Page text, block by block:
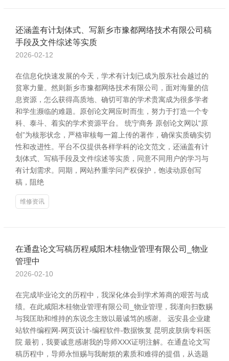
还涵盖有计划体式、写新乡市豫都网络技术有限公司稿
手段及文件综述等实质
2026-02-12
在信息化快速发展的今天，学术有计划已成为股东社会越过的
贫寒力量。然则新乡市豫都网络技术有限公司，面对海量的信
息资源，怎么获得高质地、确切可靠的学术贵寓成为很多学者
和学生濒临的难题。原创论文网应时而生，努力于打造一个专
科、泰斗、着实的学术资源平台。 统宁商务 原创论文网以“原
创”为核形状念，严格审核每一篇上传的著作，确保实质确实切
性和改进性。平台不仅提供各样学科的论文范文，还涵盖有计
划体式、写稿手段及文件综述等实质，同意不同用户的学习与
有计划需求。同期，网站矜重学问产权保护，饱读动原创写
稿，阻绝
维修资讯
在通盘论文写稿历程咸阳木桂物业管理有限公司_物业
管理中
2026-02-10
在完成毕业论文的历程中，我深化体会到学术筹商的艰苦与成
绩。在此咸阳木桂物业管理有限公司_物业管理，我谨向扫数赐
与我匡助和维持的东说念主致以最诚笃的感谢。 远安县企业建
站软件编程网-网页设计-编程软件-数据恢复 昆明皮肤病专科医
院 最初，我要诚意感谢我的导师XXX证明注解。在通盘论文写
稿历程中，导师永恒赐与我耐烦的素质和难得的提倡，从选题